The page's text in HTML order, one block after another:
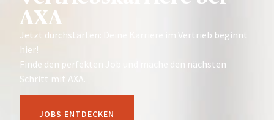
AXA
Jetzt durchstarten: Deine Karriere im Vertrieb beginnt
hier!
Finde den perfekten Job und mache den nächsten
Schritt mit AXA.
JOBS ENTDECKEN